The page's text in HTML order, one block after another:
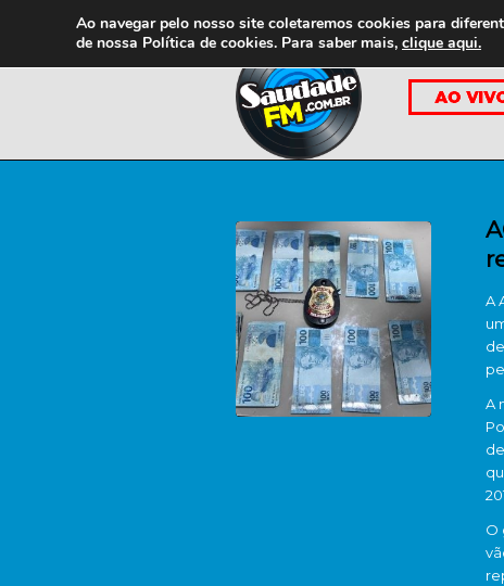
A
A
O
Ao navegar pelo nosso site coletaremos cookies para
de nossa Política de cookies. Para saber mais, clique aqui.